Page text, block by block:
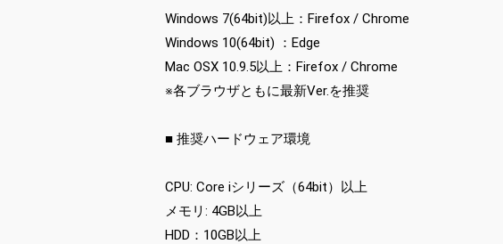
Windows 7(64bit)以上：Firefox / Chrome
Windows 10(64bit) ：Edge
Mac OSX 10.9.5以上：Firefox / Chrome
※各ブラウザともに最新Ver.を推奨
■ 推奨ハードウェア環境
CPU: Core iシリーズ（64bit）以上
メモリ: 4GB以上
HDD：10GB以上